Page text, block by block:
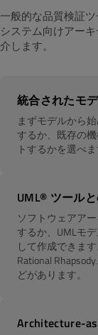
一般的な品質検証
システム向けアー
介します。
統合されたモ
まずモデルから
するか、既存の
トするかを選べま
UML® ツール
ソフトウェアア
するか、UMLモ
して作成できま
Rational
どがあります。
Architecture-